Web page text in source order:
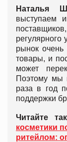
Наталья
выступаем
регулярного
рынок очень
товары, и
может
Поэтому мы
раза в год
поддержки
Читайте
косметики
ритейлом: